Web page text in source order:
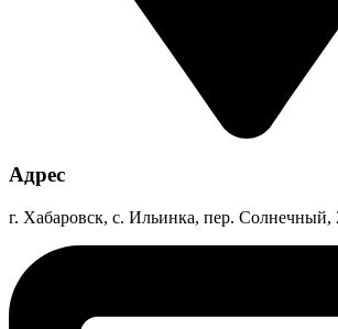
Адрес
г. Хабаровск, с. Ильинка, пер. Солнечный,